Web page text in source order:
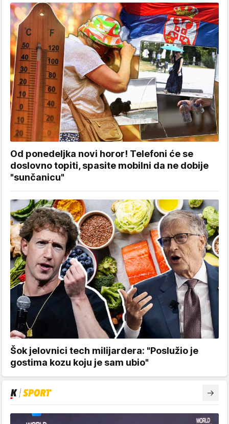
Od ponedeljka novi horor! Telefoni će se
doslovno topiti, spasite mobilni da ne dobije
"sunčanicu"
Šok jelovnici tech milijardera: "Poslužio je
gostima kozu koju je sam ubio"